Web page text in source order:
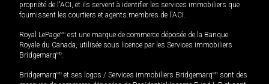
propriété de l'ACI, et ils servent à identifier les services immobiliers que
fournissent les courtiers et agents membres de l'ACI.
Royal LePageMD est une marque de commerce déposée de la Banque
Royale du Canada, utilisée sous licence par les Services immobiliers
BridgemarqMD.
BridgemarqMD et ses logos / Services immobiliers BridgemarqMD sont des